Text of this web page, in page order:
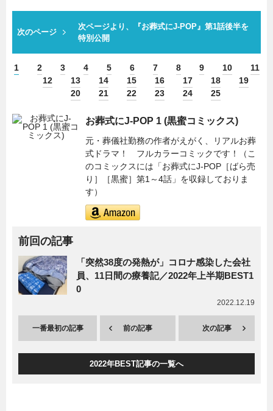
次のページ
次ページより、『お葬式にJ-POP』第1話後半を
特別公開
1 2 3 4 5 6 7 8 9 10
11
12
13 14 15 16 17 18
19
20
21 22 23 24 25
お葬式にJ-POP 1 (黒蜜コミックス)
元・葬儀社勤務の作者がえがく、リアルお葬
式ドラマ！ フルカラーコミックです！（こ
のコミックスには「お葬式にJ-POP［ばら売
り］［黒蜜］第1～4話」を収録しておりま
す）
前回の記事
「突然38度の発熱が」コロナ感染した会社
員、11日間の療養記／2022年上半期BEST1
0
2022.12.19
一番最初の記事 前の記事 次の記事
2022年BEST記事の一覧へ